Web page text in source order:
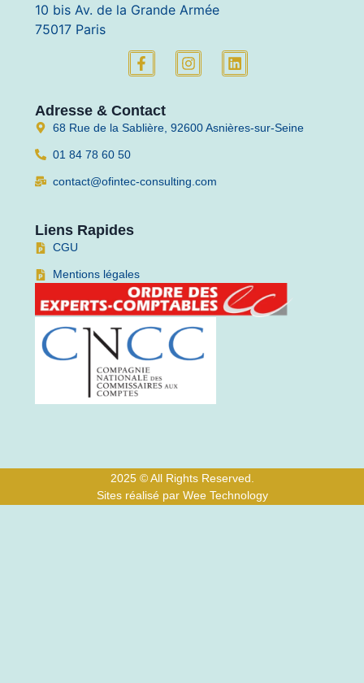
10 bis Av. de la Grande Armée
75017 Paris
Adresse & Contact
68 Rue de la Sablière, 92600 Asnières-sur-Seine
01 84 78 60 50
contact@ofintec-consulting.com
Liens Rapides
CGU
Mentions légales
2025 © All Rights Reserved.
Sites réalisé par Wee Technology